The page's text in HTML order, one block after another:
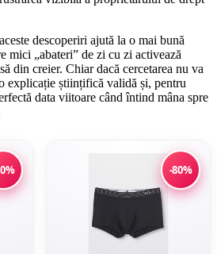
descoperiri ajută la o mai bună
mici „abateri” de zi cu zi activează
din creier. Chiar dacă cercetarea nu va
explicație științifică validă și, pentru
data viitoare când întind mâna spre
-80%